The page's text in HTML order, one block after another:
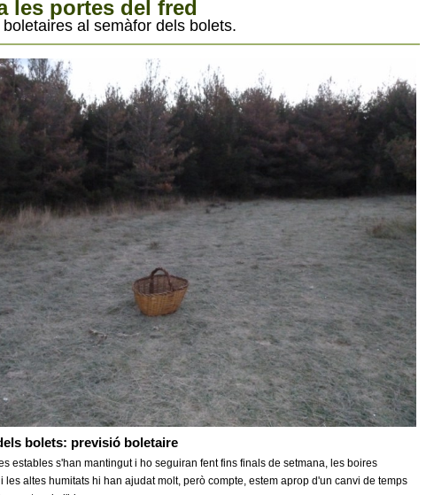
les portes del fred
al semàfor dels bolets.
bolets: previsió boletaire
estables s'han mantingut i ho seguiran fent fins finals de setmana, les boires
les altes humitats hi han ajudat molt, però compte, estem aprop d'un canvi de temps